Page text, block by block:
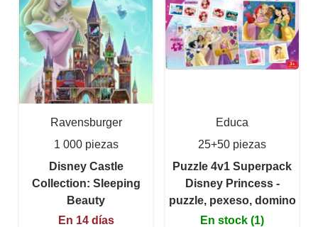
Ravensburger
1 000 piezas
Disney Castle
Collection: Sleeping
Beauty
En 14 días
Educa
25+50 piezas
Puzzle 4v1 Superpack
Disney Princess -
puzzle, pexeso, domino
En stock (1)